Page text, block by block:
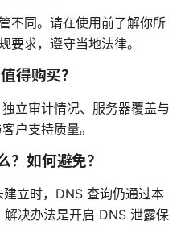
不同。请在使用前了解你所
要求，遵守当地法律。
得购买？
立审计情况、服务器覆盖与
户支持质量。
？如何避免？
立时，DNS 查询仍通过本
决办法是开启 DNS 泄露保